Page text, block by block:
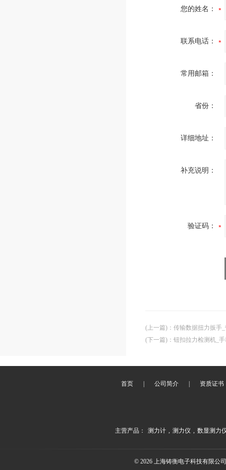
您的姓名：
联系电话：
常用邮箱：
省份：
详细地址：
补充说明：
验证码：
(上一篇) ： 传输数据扭力扳手
(下一篇) ： 钮扣拉力检测机_
首页 公司简介 资质证书
主营产品： 测力计 , 测力仪 , 数显测力
© 2026 上海铸衡电子科技有限公